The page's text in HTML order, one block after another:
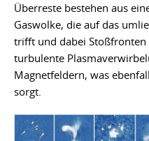
Überreste bestehen aus
Gaswolke, die auf das
trifft und dabei
turbulente
Magnetfeldern, was
sorgt.